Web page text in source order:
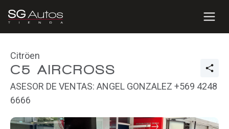
Citröen
C5 AIRCROSS
ASESOR DE VENTAS: ANGEL GONZALEZ +569 4248
6666